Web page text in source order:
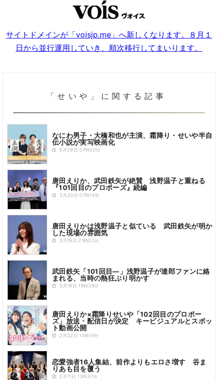
サイトドメインが「voisjp.me」へ新しくなります。８月１
日から並行運用していき、順次移行してまいります。
「せいや」に関する記事
なにわ男子・大橋和也が主演、霜降り・せいや半自
伝小説が実写映画化
5月28日 07時00分
唐田えりか、武田鉄矢が絶賛 浅野温子と重ねる
『101回目のプロポーズ』続編
3月20日 07時14分
唐田えりかは浅野温子と似ている 武田鉄矢が明か
した現場の雰囲気
3月19日 21時02分
武田鉄矢「101回目―」浅野温子が達郎ファンに絡
まれる、当時の熱狂ぶり明かす
3月19日 19時39分
唐田えりか×霜降りせいや「102回目のプロポー
ズ」放送・配信日が決定 キービジュアルとスポッ
ト動画公開
2月22日 14時19分
恋愛強者16人集結、前作よりもエロさ増す 谷ま
りあも目を覆う
2月11日 13時37分